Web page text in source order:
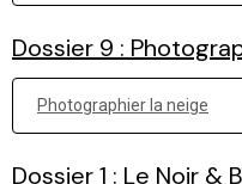
Dossier 9 :
Photographier la neige
Dossier 1 : Le Noir &